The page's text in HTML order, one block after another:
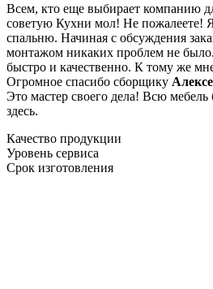
Всем, кто еще выбирает компанию
советую Кухни мол! Не пожалеете!
спальню. Начиная с обсуждения
монтажом никаких проблем не
быстро и качественно. К тому же
Огромное спасибо сборщику
Это мастер своего дела! Всю мебель
здесь.
Качество продукции
Уровень сервиса
Срок изготовления